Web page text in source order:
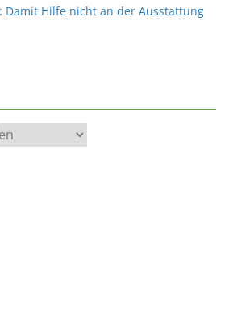
Damit Hilfe nicht an der Ausstattung